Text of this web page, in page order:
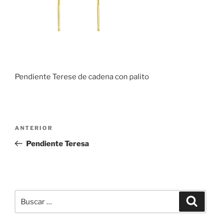
Pendiente Terese de cadena con palito
entradas
Entrada
anterior:
ANTERIOR
Pendiente Teresa
por: